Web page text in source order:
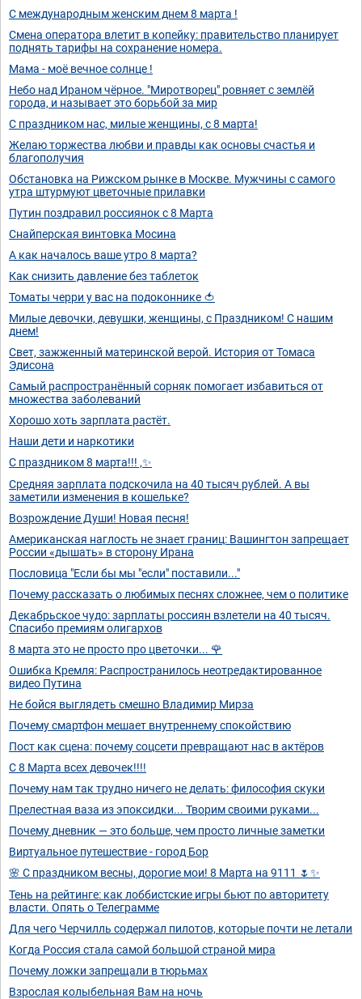
С международным женским днем 8 марта !
Смена оператора влетит в копейку: правительство планирует
поднять тарифы на сохранение номера.
Мама - моё вечное солнце !
Небо над Ираном чёрное. "Миротворец" ровняет с землёй
города, и называет это борьбой за мир
С праздником нас, милые женщины, с 8 марта!
Желаю торжества любви и правды как основы счастья и
благополучия
Обстановка на Рижском рынке в Москве. Мужчины с самого
утра штурмуют цветочные прилавки
Путин поздравил россиянок с 8 Марта
Снайперская винтовка Мосина
А как началось ваше утро 8 марта?
Как снизить давление без таблеток
Томаты черри у вас на подоконнике 🍅
Милые девочки, девушки, женщины, с Праздником! С нашим
днем!
Свет, зажженный материнской верой. История от Томаса
Эдисона
Самый распространëнный сорняк помогает избавиться от
множества заболеваний
Хорошо хоть зарплата растёт.
Наши дети и наркотики
С праздником 8 марта!!! ,✨
Средняя зарплата подскочила на 40 тысяч рублей. А вы
заметили изменения в кошельке?
Возрождение Души! Новая песня!
Американская наглость не знает границ: Вашингтон запрещает
России «дышать» в сторону Ирана
Пословица "Если бы мы "если" поставили..."
Почему рассказать о любимых песнях сложнее, чем о политике
Декабрьское чудо: зарплаты россиян взлетели на 40 тысяч.
Спасибо премиям олигархов
8 марта это не просто про цветочки... 🌹
Ошибка Кремля: Распространилось неотредактированное
видео Путина
Не бойся выглядеть смешно Владимир Мирза
Почему смартфон мешает внутреннему спокойствию
Пост как сцена: почему соцсети превращают нас в актёров
С 8 Марта всех девочек!!!!
Почему нам так трудно ничего не делать: философия скуки
Прелестная ваза из эпоксидки... Творим своими руками...
Почему дневник — это больше, чем просто личные заметки
Виртуальное путешествие - город Бор
🌸 С праздником весны, дорогие мои! 8 Марта на 9111 🌷✨
Тень на рейтинге: как лоббистские игры бьют по авторитету
власти. Опять о Телеграмме
Для чего Черчилль содержал пилотов, которые почти не летали
Когда Россия стала самой большой страной мира
Почему ложки запрещали в тюрьмах
Взрослая колыбельная Вам на ночь